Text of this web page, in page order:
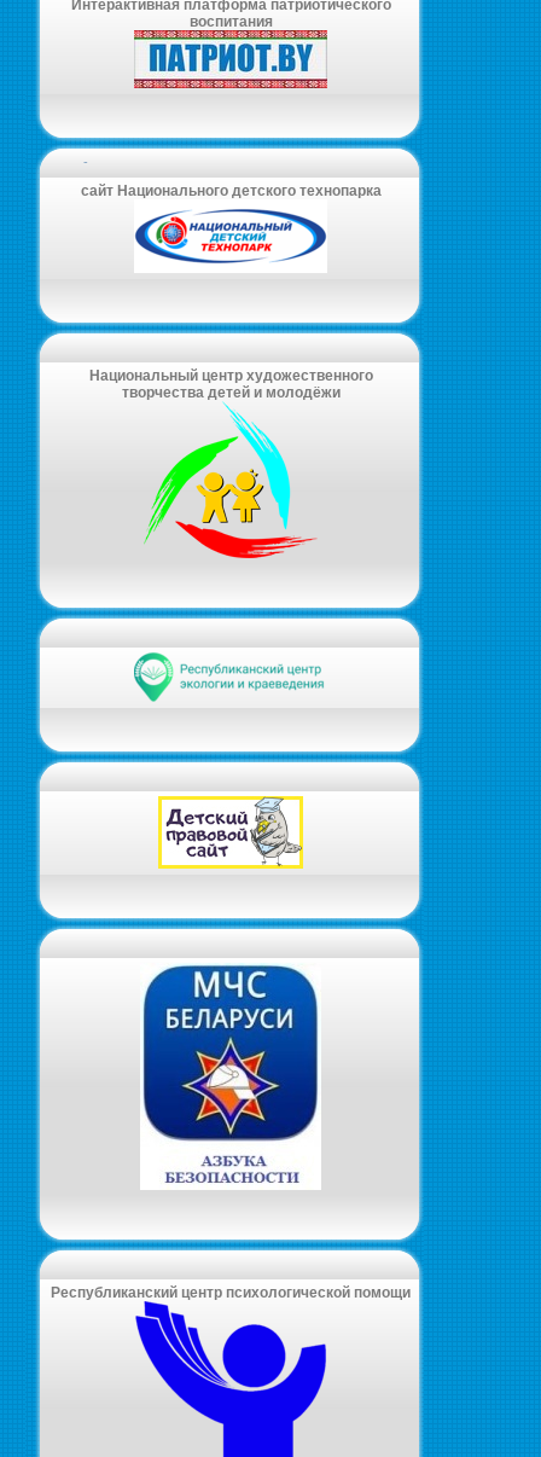
Интерактивная платформа патриотического
воспитания
-
сайт Национального детского технопарка
Национальный центр художественного
творчества детей и молодёжи
Республиканский центр психологической помощи